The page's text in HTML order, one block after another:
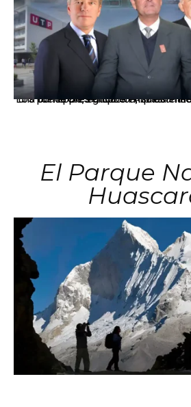
Los principales grupos empresariales del país mantienen una fuerte presencia en Áncash mediante
El Parque